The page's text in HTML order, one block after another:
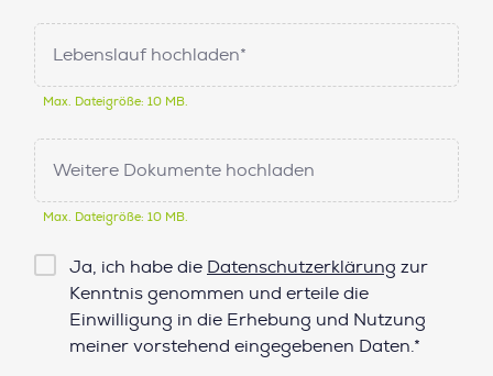
Lebenslauf hochladen*
Max. Dateigröße: 10 MB.
Weitere Dokumente hochladen
Max. Dateigröße: 10 MB.
Checkbox
Datenschutz*
Ja, ich habe die Datenschutzerklärung zur
Kenntnis genommen und erteile die
Einwilligung in die Erhebung und Nutzung
meiner vorstehend eingegebenen Daten.*